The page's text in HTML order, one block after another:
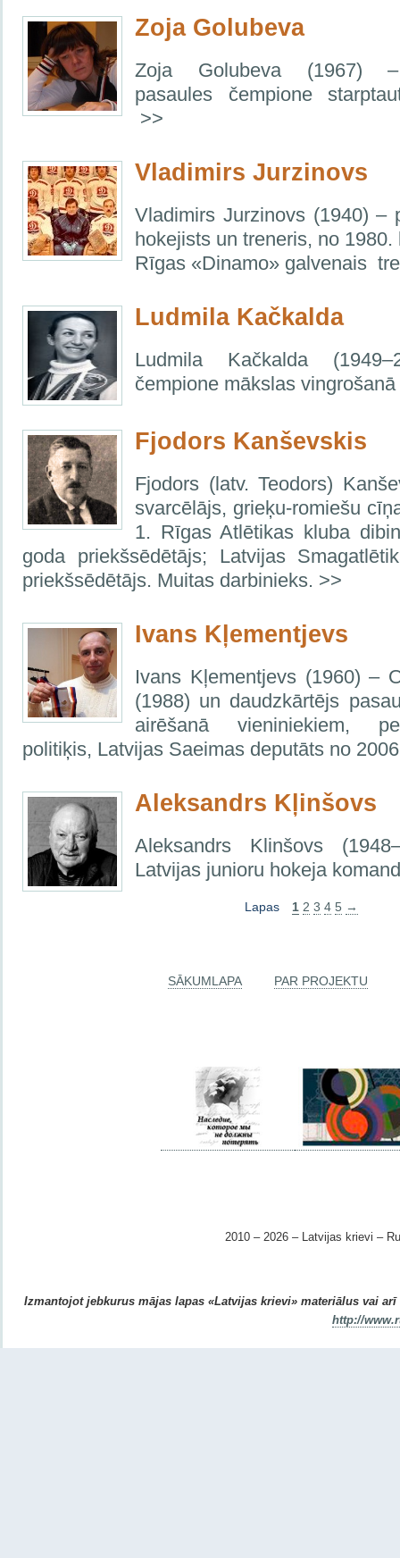
Zoja Golubeva
Zoja Golubeva (1967) –
pasaules čempione
>>
Vladimirs Jurzinovs
Vladimirs Jurzinovs (1940) –
hokejists un treneris, nо
Rīgas «Dinamo» galvenais
Ludmila Kačkalda
Ludmila Kačkalda
čempione mākslas
Fjodors Kanševskis
Fjodors (latv. Teodors)
svarcēlājs, grieķu-romiešu
1. Rīgas Atlētikas kluba
goda priekšsēdētājs; Latvijas
priekšsēdētājs. Muitas darbinieks. >>
Ivans Kļementjevs
Ivans Kļementjevs (1960) –
(1988) un daudzkārtējs
airēšanā vieniniekiem,
politiķis, Latvijas Saeimas deputāts no
Aleksandrs Kļinšovs
Aleksandrs Klinšovs
Latvijas junioru hokeja
Lapas 1 2 3 4 5 →
SĀKUMLAPA PAR PROJEKTU
2010 – 2026 – Latvijas krievi –
Izmantojot jebkurus mājas lapas «Latvijas krievi» materiālus vai
http://